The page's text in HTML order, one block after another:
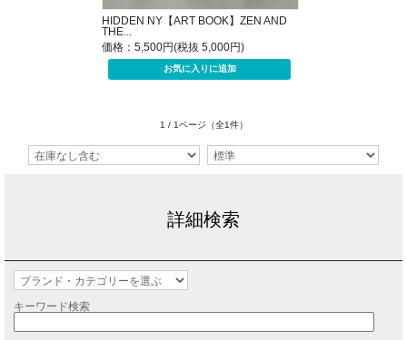
HIDDEN NY【ART BOOK】ZEN AND
THE...
価格：5,500円(税抜 5,000円)
1 / 1ページ （全1件）
詳細検索
キーワード検索